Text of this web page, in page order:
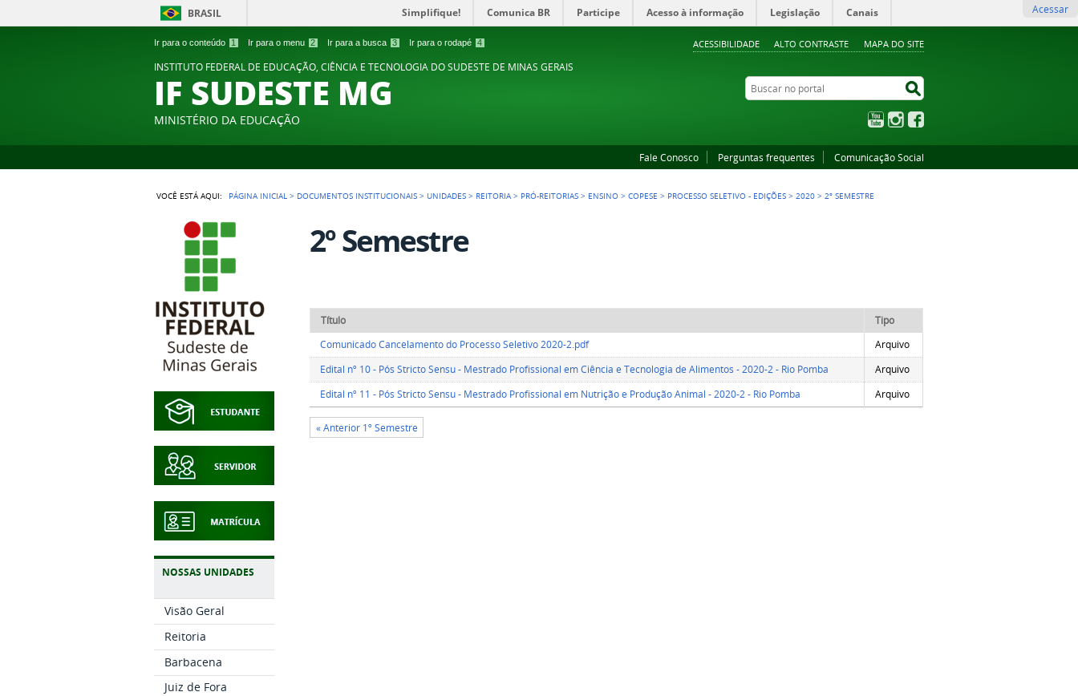
Ir para o conteúdo 1 Ir para o menu 2 Ir para a busca 3 Ir para o rodapé 4 ACESSIBILIDADE ALTO CONTRASTE MAPA DO SITE
BRASIL Simplifique! Comunica BR Participe Acesso à informação Legislação Canais Acessar
INSTITUTO FEDERAL DE EDUCAÇÃO, CIÊNCIA E TECNOLOGIA DO SUDESTE DE MINAS GERAIS
IF SUDESTE MG
MINISTÉRIO DA EDUCAÇÃO
Buscar no portal
YouTubeInstagram
Fale Conosco Perguntas frequentes Comunicação Social
VOCÊ ESTÁ AQUI: PÁGINA INICIAL > DOCUMENTOS INSTITUCIONAIS > UNIDADES > REITORIA > PRÓ-REITORIAS > ENSINO >COPESE > PROCESSO SELETIVO - EDIÇÕES >2020 >2º SEMESTRE
NOSSAS UNIDADES
Visão Geral
Reitoria
Barbacena
Juiz de Fora
2º Semestre
Título
Tipo
Comunicado Cancelamento do Processo Seletivo 2020-2.pdf
Arquivo
Edital nº 10 - Pós Stricto Sensu - Mestrado Profissional em Ciência e Tecnologia de Alimentos - 2020-2 - Rio Pomba
Arquivo
Edital nº 11 - Pós Stricto Sensu - Mestrado Profissional em Nutrição e Produção Animal - 2020-2 - Rio Pomba
Arquivo
« Anterior 1º Semestre